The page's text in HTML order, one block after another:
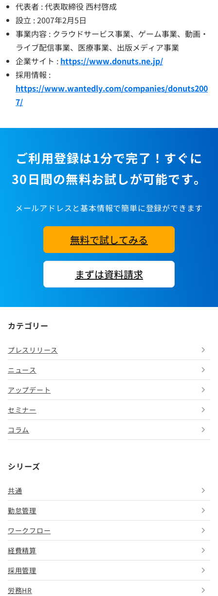
代表者 : 代表取締役 西村啓成
設立 : 2007年2月5日
事業内容 : クラウドサービス事業、ゲーム事業、動画・
ライブ配信事業、医療事業、出版メディア事業
企業サイト : https://www.donuts.ne.jp/
採用情報 :
https://www.wantedly.com/companies/donuts200
7/
ご利用登録は1分で完了！すぐに
30日間の無料お試しが可能です。
メールアドレスと基本情報で簡単に登録ができます
無料で試してみる
まずは資料請求
カテゴリー
プレスリリース
ニュース
アップデート
セミナー
コラム
シリーズ
共通
勤怠管理
ワークフロー
経費精算
採用管理
労務HR